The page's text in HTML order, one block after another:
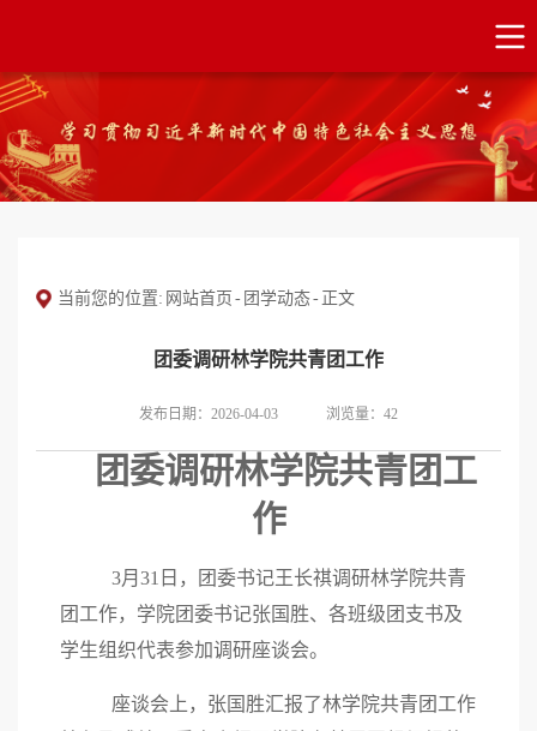
当前您的位置: 网站首页 - 团学动态- 正文
团委调研林学院共青团工作
发布日期：2026-04-03 浏览量： 42
团委调研林学院共青团工
作
3月 31 日，团委书记王长祺调研林学院共青
团工作，学院团委书记张国胜、各班级团支书及
学生组织代表参加调研座谈会。
座谈会上，张国胜汇报了林学院共青团工作